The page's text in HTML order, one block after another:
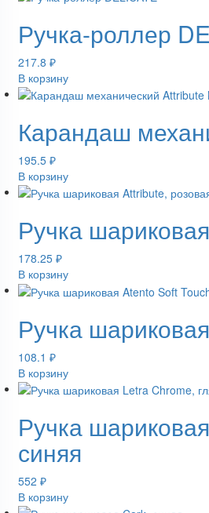
Ручка-роллер
217.8 ₽
В корзину
Карандаш
195.5 ₽
В корзину
Ручка
178.25 ₽
В корзину
Ручка
108.1 ₽
В корзину
Ручка
синяя
552 ₽
В корзину